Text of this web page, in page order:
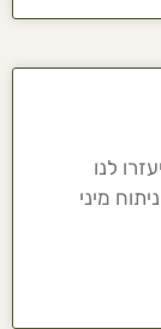
לנו
מיני